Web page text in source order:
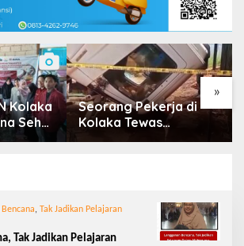
»
Kolaka
Sehat
Seorang Pekerja di
Kolaka Tewas
Tertimpa Kepala Mobil
, Tak Jadikan Pelajaran
Tak Jadikan Pelajaran